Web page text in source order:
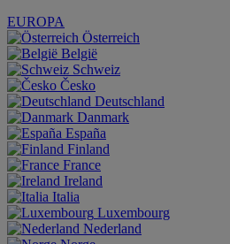
EUROPA
Österreich
België
Schweiz
Česko
Deutschland
Danmark
España
Finland
France
Ireland
Italia
Luxembourg
Nederland